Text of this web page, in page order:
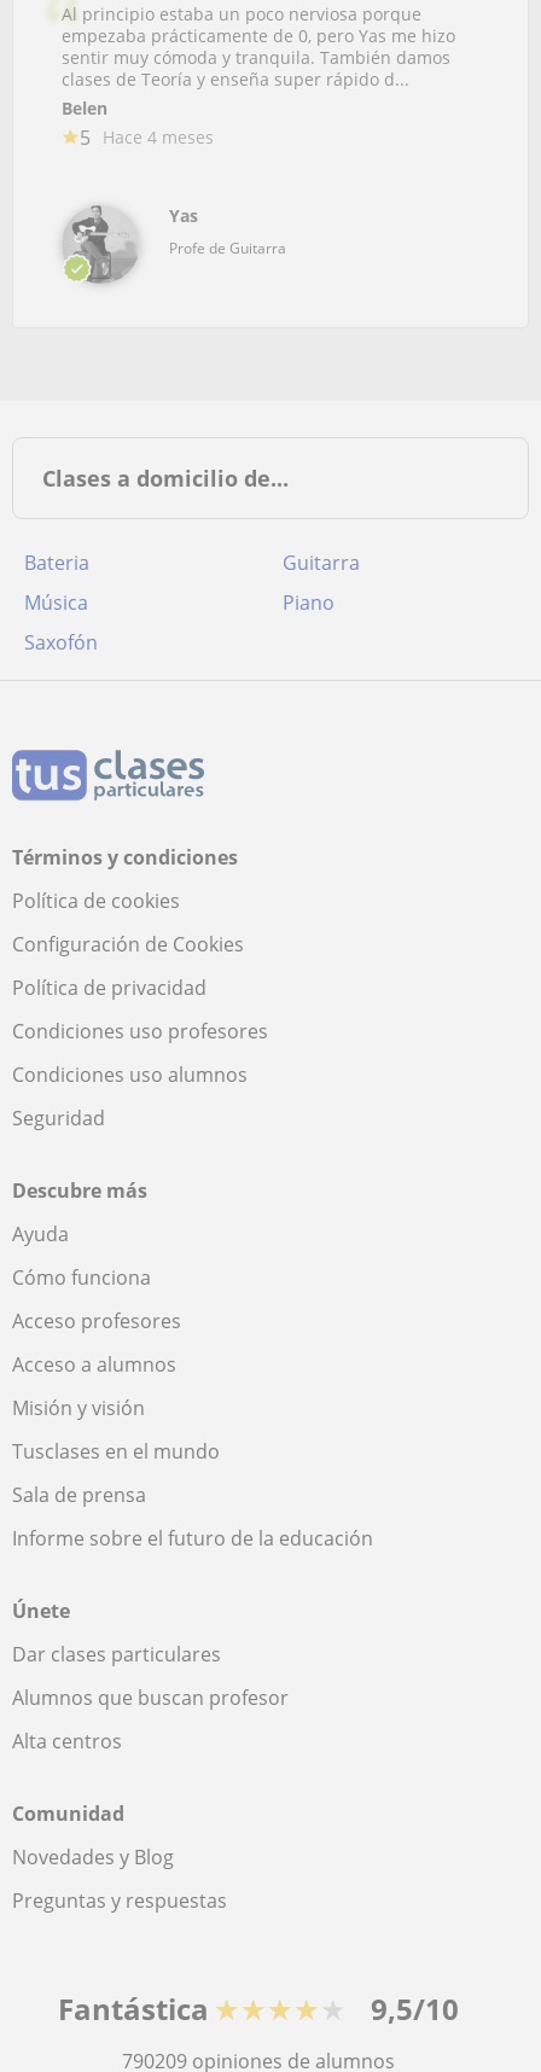
Al principio estaba un poco nerviosa porque
empezaba prácticamente de 0, pero Yas me hizo
sentir muy cómoda y tranquila. También damos
clases de Teoría y enseña super rápido d...
Belen
5 Hace 4 meses
Yas
Profe de Guitarra
Clases a domicilio de...
Bateria
Guitarra
Música
Piano
Saxofón
Términos y condiciones
Política de cookies
Configuración de Cookies
Política de privacidad
Condiciones uso profesores
Condiciones uso alumnos
Seguridad
Descubre más
Ayuda
Cómo funciona
Acceso profesores
Acceso a alumnos
Misión y visión
Tusclases en el mundo
Sala de prensa
Informe sobre el futuro de la educación
Únete
Dar clases particulares
Alumnos que buscan profesor
Alta centros
Comunidad
Novedades y Blog
Preguntas y respuestas
Fantástica ★★★★★ 9,5/10
790209 opiniones de alumnos